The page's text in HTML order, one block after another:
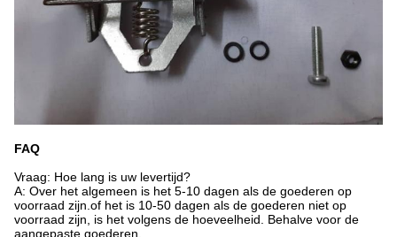
FAQ
Vraag: Hoe lang is uw levertijd?
A: Over het algemeen is het 5-10 dagen als de goederen op
voorraad zijn.of het is 10-50 dagen als de goederen niet op
voorraad zijn, is het volgens de hoeveelheid. Behalve voor de
aangepaste goederen.